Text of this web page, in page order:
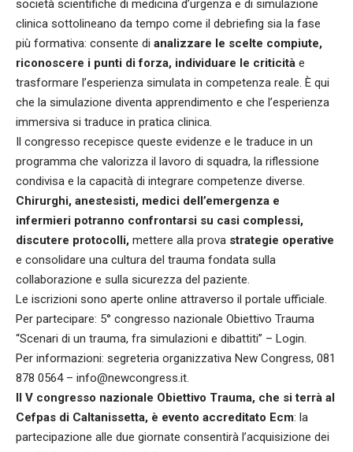
società scientifiche di medicina d’urgenza e di simulazione
clinica sottolineano da tempo come il debriefing sia la fase
più formativa: consente di analizzare le scelte compiute,
riconoscere i punti di forza, individuare le criticità e
trasformare l’esperienza simulata in competenza reale. È qui
che la simulazione diventa apprendimento e che l’esperienza
immersiva si traduce in pratica clinica.
Il congresso recepisce queste evidenze e le traduce in un
programma che valorizza il lavoro di squadra, la riflessione
condivisa e la capacità di integrare competenze diverse.
Chirurghi, anestesisti, medici dell’emergenza e
infermieri potranno confrontarsi su casi complessi,
discutere protocolli, mettere alla prova strategie operative
e consolidare una cultura del trauma fondata sulla
collaborazione e sulla sicurezza del paziente.
Le iscrizioni sono aperte online attraverso il portale ufficiale.
Per partecipare: 5° congresso nazionale Obiettivo Trauma
“Scenari di un trauma, fra simulazioni e dibattiti” – Login.
Per informazioni: segreteria organizzativa New Congress, 081
878 0564 – info@newcongress.it.
Il V congresso nazionale Obiettivo Trauma, che si terrà al
Cefpas di Caltanissetta, è evento accreditato Ecm: la
partecipazione alle due giornate consentirà l’acquisizione dei